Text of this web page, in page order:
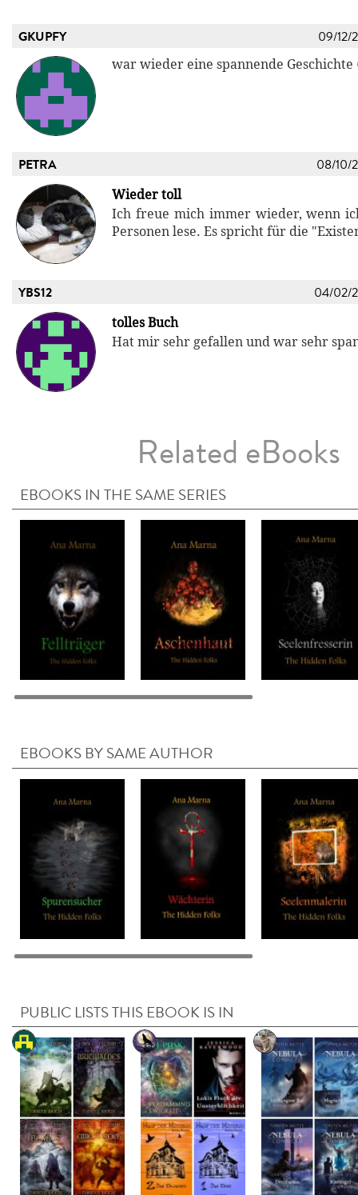
GKUPFY 09/12/
war wieder eine spannende Geschichte
PETRA 08/10/
Wieder toll
Ich freue mich immer wieder, wenn
Personen lese. Es spricht für die
YBS12 04/02/
tolles Buch
Hat mir sehr gefallen und war sehr
Related eBooks
EBOOKS IN THE SAME SERIES
EBOOKS BY SAME AUTHOR
PUBLIC LISTS THIS EBOOK IS IN